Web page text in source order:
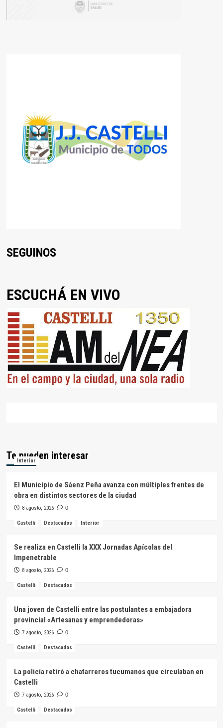
SEGUINOS
ESCUCHÁ EN VIVO
Te pueden interesar
Interior
El Municipio de Sáenz Peña avanza con múltiples frentes de
obra en distintos sectores de la ciudad
8 agosto, 2026 0
Castelli Destacados Interior
Se realiza en Castelli la XXX Jornadas Apícolas del
Impenetrable
8 agosto, 2026 0
Castelli Destacados
Una joven de Castelli entre las postulantes a embajadora
provincial «Artesanas y emprendedoras»
7 agosto, 2026 0
Castelli Destacados
La policía retiró a chatarreros tucumanos que circulaban en
Castelli
7 agosto, 2026 0
Castelli Destacados